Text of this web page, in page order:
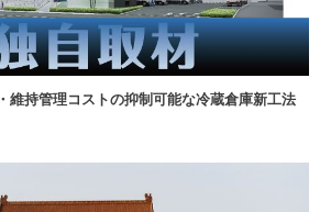
維持管理コストの抑制可能な冷蔵倉庫新工法